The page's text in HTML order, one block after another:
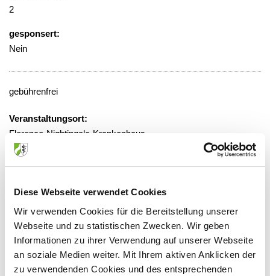
Diese Webseite verwendet Cookies
Wir verwenden Cookies für die Bereitstellung unserer
Webseite und zu statistischen Zwecken. Wir geben
Informationen zu ihrer Verwendung auf unserer Webseite
an soziale Medien weiter. Mit Ihrem aktiven Anklicken der
zu verwendenden Cookies und des entsprechenden
2
gesponsert:
Nein
gebührenfrei
Veranstaltungsort:
Florence-Nightingale-Krankenhaus,
Haus Johannisberg, EG 39,
Düsseldorf
Anbieter: